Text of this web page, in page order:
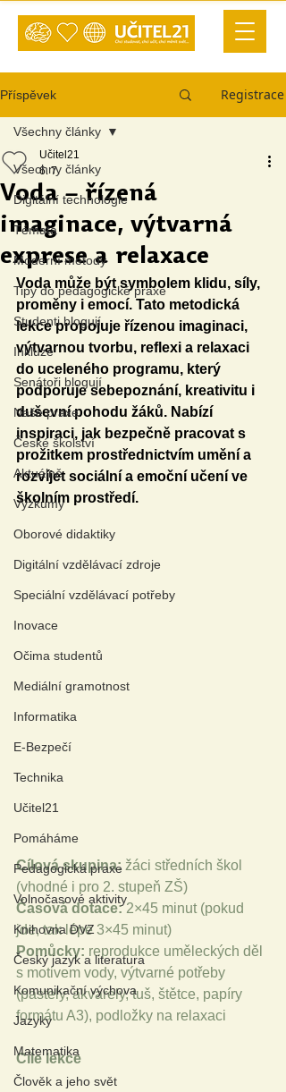
Příspěvek Registrace
Všechny články
Digitální technologie
Témata
Moderní metody
Tipy do pedagogické praxe
Studenti blogují
Inkluze
Senátoři blogují
Naše praxe
České školství
Aktuálně
Výzkumy
Oborové didaktiky
Digitální vzdělávací zdroje
Speciální vzdělávací potřeby
Inovace
Očima studentů
Mediální gramotnost
Informatika
E-Bezpečí
Technika
Učitel21
Pomáháme
Pedagogická praxe
Volnočasové aktivity
Knihovna DVZ
Český jazyk a literatura
Komunikační výchova
Jazyky
Matematika
Člověk a jeho svět
Všechny články
Voda – řízená
imaginace, výtvarná
exprese a relaxace
Učitel21
6. 7.
Voda může být symbolem klidu, síly,
proměny i emocí. Tato metodická
lekce propojuje řízenou imaginaci,
výtvarnou tvorbu, reflexi a relaxaci
do uceleného programu, který
podporuje sebepoznání, kreativitu i
duševní pohodu žáků. Nabízí
inspiraci, jak bezpečně pracovat s
prožitkem prostřednictvím umění a
rozvíjet sociální a emoční učení ve
školním prostředí.
Cílová skupina: žáci středních škol
(vhodné i pro 2. stupeň ZŠ)
Časová dotace: 2×45 minut (pokud
jde, tak lépe 3×45 minut)
Pomůcky: reprodukce uměleckých děl
s motivem vody, výtvarné potřeby
(pastely, akvarely, tuš, štětce, papíry
formátu A3), podložky na relaxaci
Cíle lekce